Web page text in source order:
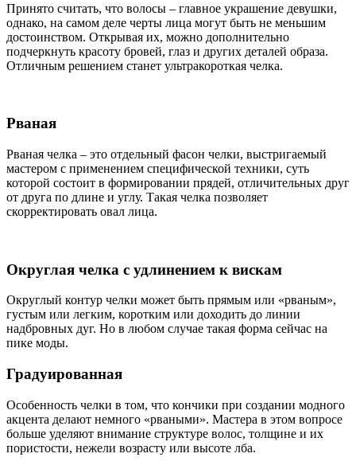
Принято считать, что волосы – главное украшение девушки,
однако, на самом деле черты лица могут быть не меньшим
достоинством. Открывая их, можно дополнительно
подчеркнуть красоту бровей, глаз и других деталей образа.
Отличным решением станет ультракороткая челка.
Рваная
Рваная челка – это отдельный фасон челки, выстригаемый
мастером с применением специфической техники, суть
которой состоит в формировании прядей, отличительных друг
от друга по длине и углу. Такая челка позволяет
скорректировать овал лица.
Округлая челка с удлинением к вискам
Округлый контур челки может быть прямым или «рваным»,
густым или легким, коротким или доходить до линии
надбровных дуг. Но в любом случае такая форма сейчас на
пике моды.
Градуированная
Особенность челки в том, что кончики при создании модного
акцента делают немного «рваными». Мастера в этом вопросе
больше уделяют внимание структуре волос, толщине и их
пористости, нежели возрасту или высоте лба.